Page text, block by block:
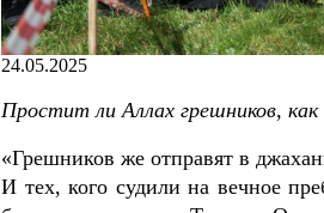
24.05.2025
Простит ли Аллах грешников,
«Грешников же отправят в
И тех, кого судили на вечное